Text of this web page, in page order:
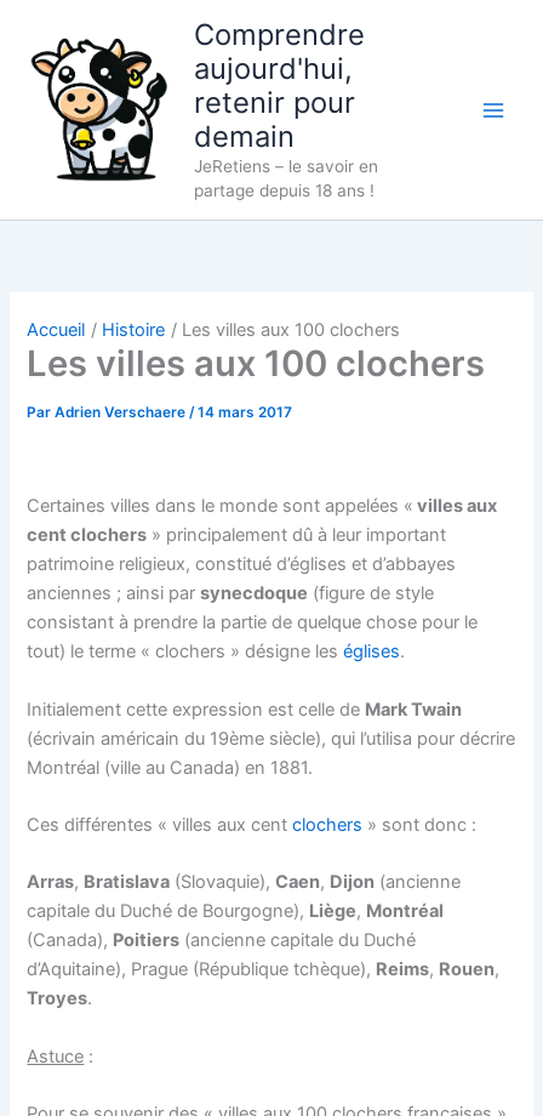
contenu
Comprendre
aujourd'hui,
retenir pour
demain
JeRetiens – le savoir en
partage depuis 18 ans !
Accueil Histoire Les villes aux 100 clochers
Les villes aux 100 clochers
ParAdrien Verschaere/14 mars 2017
Certaines villes dans le monde sont appelées « villes aux
cent clochers » principalement dû à leur important
patrimoine religieux, constitué d’églises et d’abbayes
anciennes ; ainsi parsynecdoque (figure de style
consistant à prendre la partie de quelque chose pour le
tout) le terme « clochers » désigne leséglises.
Initialement cette expression est celle de Mark Twain
(écrivain américain du 19ème siècle), qui l’utilisa pour décrire
Montréal (ville au Canada) en 1881.
Ces différentes « villes aux centclochers » sont donc :
Arras, Bratislava (Slovaquie),Caen, Dijon (ancienne
capitale du Duché de Bourgogne), Liège, Montréal
(Canada), Poitiers (ancienne capitale du Duché
d’Aquitaine), Prague (République tchèque), Reims, Rouen,
Troyes.
Astuce :